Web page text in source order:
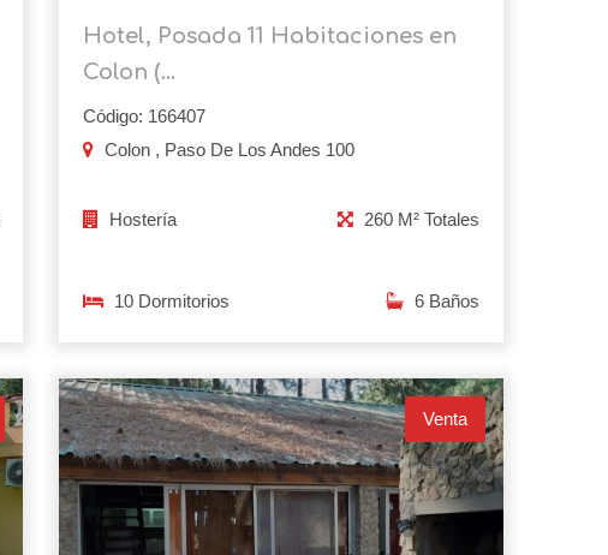
Hotel, Posada 11 Habitaciones en
Colon (...
Código: 166407
Colon , Paso De Los Andes 100
Hostería 260 M² Totales
10 Dormitorios 6 Baños
Venta